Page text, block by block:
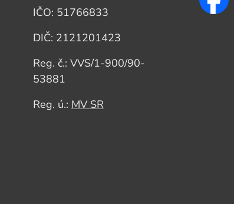
IČO: 51766833
DIČ: 2121201423
Reg. č.: VVS/1-900/90-
53881
Reg. ú.: MV SR